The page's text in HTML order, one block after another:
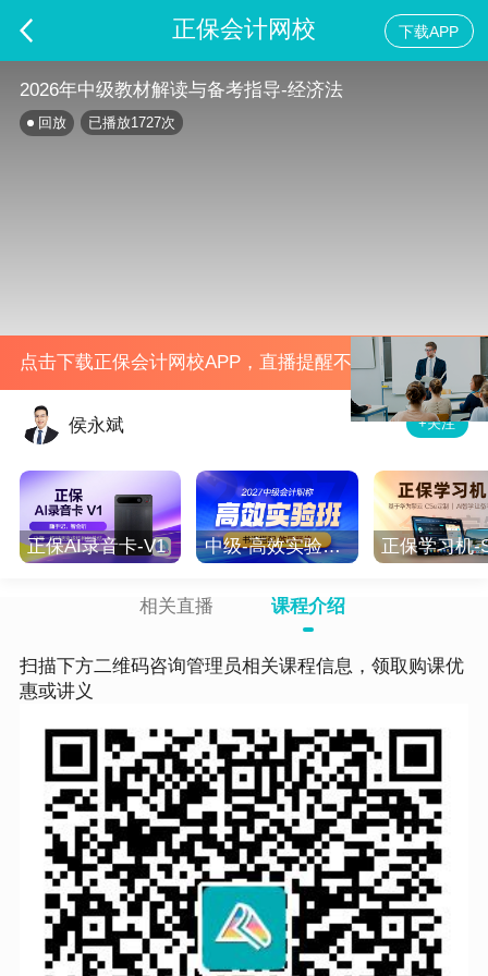
正保会计网校 下载APP
2026年中级教材解读与备考指导-经济法
回放 已播放1727次
点击下载正保会计网校APP，直播提醒不错过
侯永斌 +关注
正保AI录音卡-V1 中级-高效实验班-2027 正保学习机-
相关直播 课程介绍
扫描下方二维码咨询管理员相关课程信息，领取购课优
惠或讲义